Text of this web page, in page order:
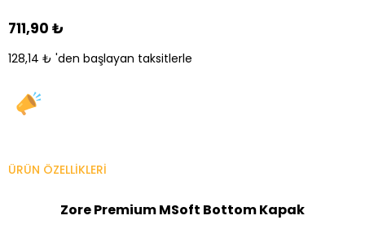
711,90 ₺
128,14 ₺ 'den başlayan taksitlerle
ÜRÜN ÖZELLIKLERI
Zore Premium MSoft Bottom Kapak